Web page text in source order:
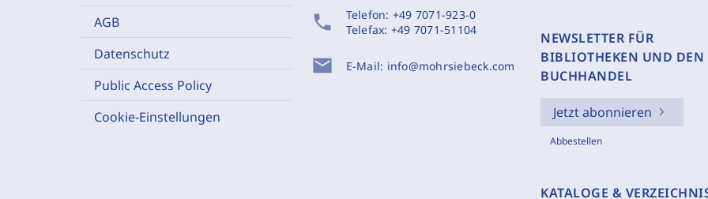
AGB
Datenschutz
Public Access Policy
Cookie-Einstellungen
phone Telefon: +49 7071-923-0
Telefax: +49 7071-51104
mail E-Mail: info@mohrsiebeck.com
NEWSLETTER FÜR
BIBLIOTHEKEN UND DEN
BUCHHANDEL
Jetzt abonnieren
Abbestellen
KATALOGE &